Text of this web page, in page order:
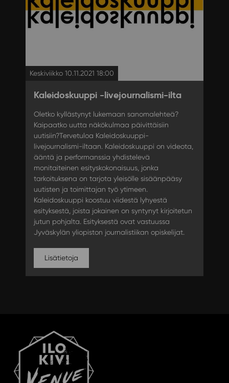
Keskiviikko 10.11.2021 18:00
Kaleidoskuuppi -livejournalismi-ilta
Oletko kyllästynyt lukemaan sanomalehteä?
Kaipaatko uutta näkökulmaa päivittäisiin
uutisiin?Tervetuloa Kaleidoskuuppi-
livejournalismi-iltaan. Kaleidoskuuppi on videota,
ääntä ja performanssia yhdistelevä
monitaiteinen esityskokonaisuus, jonka
tarkoituksena on tarjota yleisölle sisäänpääsy
uutisten ja toimittajan työ ytimeen.
Kaleidoskuuppi koostuu viidestä lyhyestä
esityksestä, joista jokainen on syntynyt kirjoitetun
jutun pohjalta. Esityksestä ovat vastuussa
Jyväskylän yliopiston journalistiikan opiskelijat.
Lisätietoja